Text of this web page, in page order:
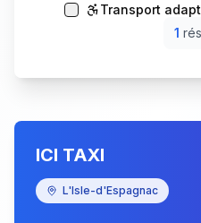
Transport
1
ICI TAXI
L'Isle-d'Espagnac